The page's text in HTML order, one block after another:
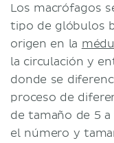
Los macrófagos
tipo de glóbulos
origen en la
la circulación y
donde se
proceso de
de tamaño de 5 a
el número y